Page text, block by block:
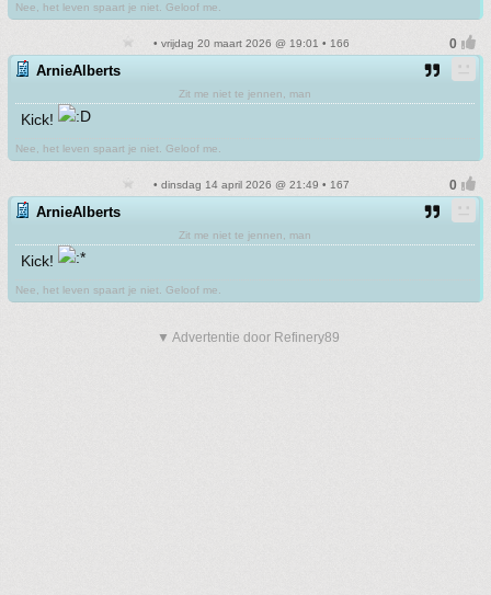
Nee, het leven spaart je niet. Geloof me.
• vrijdag 20 maart 2026 @ 19:01 • 166
ArnieAlberts
Zit me niet te jennen, man
Kick!
Nee, het leven spaart je niet. Geloof me.
• dinsdag 14 april 2026 @ 21:49 • 167
ArnieAlberts
Zit me niet te jennen, man
Kick!
Nee, het leven spaart je niet. Geloof me.
▼ Advertentie door Refinery89